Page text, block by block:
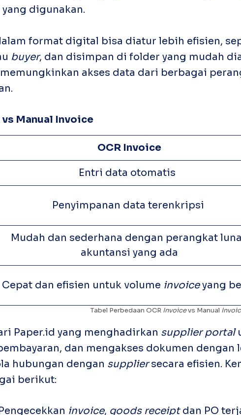
digunakan.
format digital bisa diatur lebih efisien,
buyer, dan disimpan di folder yang mudah
akses data dari berbagai
vs Manual Invoice
OCR Invoice
Entri data otomatis
Penyimpanan data terenkripsi
Mudah dan sederhana dengan perangkat
akuntansi yang ada
Cepat dan efisien untuk volume invoiceyang
Tabel Perbedaan OCR Invoicevs Manual
Paper.id yang menghadirkan supplier portal
dan mengakses dokumen dengan
hubungan dengan suppliersecara efisien.
berikut:
invoice, goods receiptdan PO